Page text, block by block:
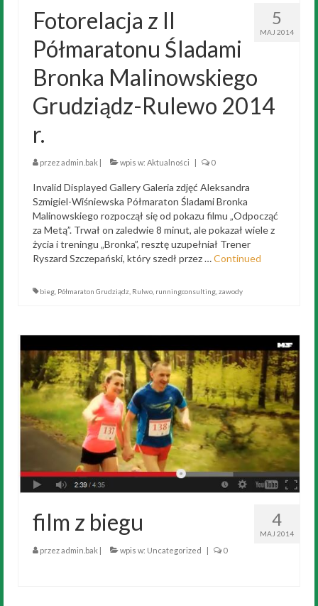
5
MAJ 2014
Fotorelacja z II
Półmaratonu Śladami
Bronka Malinowskiego
Grudziądz-Rulewo 2014
r.
przezadmin.bak wpis w: Aktualności 0
Invalid Displayed Gallery Galeria zdjęć Aleksandra
Szmigiel-Wiśniewska Półmaraton Śladami Bronka
Malinowskiego rozpoczął się od pokazu filmu „Odpocząć
za Metą”. Trwał on zaledwie 8 minut, ale pokazał wiele z
życia i treningu „Bronka”, resztę uzupełniał Trener
Ryszard Szczepański, który szedł przez …Continued
bieg Półmaraton Grudziądz Rulwo runningconsulting zawody
4
MAJ 2014
film z biegu
przezadmin.bak wpis w: Uncategorized 0